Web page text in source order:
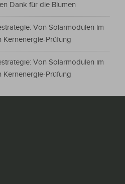
Dank für die Blumen
Von Solarmodulen im
Kernenergie-Prüfung
Von Solarmodulen im
Kernenergie-Prüfung